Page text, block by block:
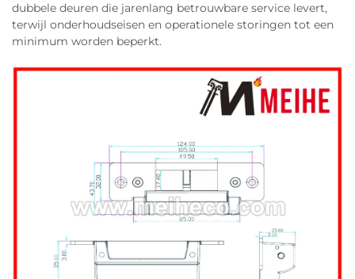
dubbele deuren die jarenlang betrouwbare service levert,
terwijl onderhoudseisen en operationele storingen tot een
minimum worden beperkt.